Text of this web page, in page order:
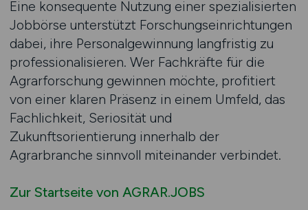
Eine konsequente Nutzung einer spezialisierten
Jobbörse unterstützt Forschungseinrichtungen
dabei, ihre Personalgewinnung langfristig zu
professionalisieren. Wer Fachkräfte für die
Agrarforschung gewinnen möchte, profitiert
von einer klaren Präsenz in einem Umfeld, das
Fachlichkeit, Seriosität und
Zukunftsorientierung innerhalb der
Agrarbranche sinnvoll miteinander verbindet.
Zur Startseite von AGRAR.JOBS